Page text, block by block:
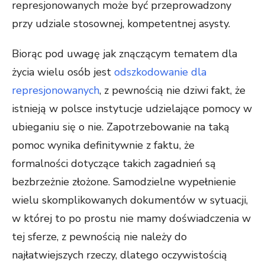
represjonowanych może być przeprowadzony
przy udziale stosownej, kompetentnej asysty.
Biorąc pod uwagę jak znączącym tematem dla
życia wielu osób jest odszkodowanie dla
represjonowanych, z pewnością nie dziwi fakt, że
istnieją w polsce instytucje udzielające pomocy w
ubieganiu się o nie. Zapotrzebowanie na taką
pomoc wynika definitywnie z faktu, że
formalności dotyczące takich zagadnień są
bezbrzeżnie złożone. Samodzielne wypełnienie
wielu skomplikowanych dokumentów w sytuacji,
w której to po prostu nie mamy doświadczenia w
tej sferze, z pewnością nie należy do
najłatwiejszych rzeczy, dlatego oczywistością